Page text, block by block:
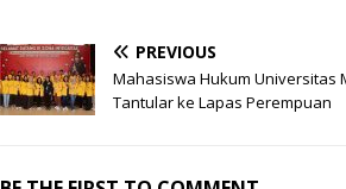
PREVIOUS
Mahasiswa Hukum Universitas
Tantular ke Lapas Perempuan